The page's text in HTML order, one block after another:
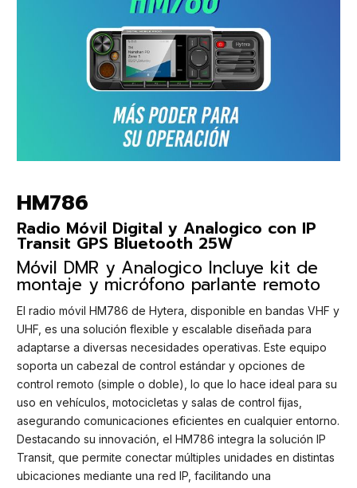
HM786
Radio Móvil Digital y Analogico con IP
Transit GPS Bluetooth 25W
Móvil DMR y Analogico Incluye kit de
montaje y micrófono parlante remoto
El radio móvil HM786 de Hytera, disponible en bandas VHF y
UHF, es una solución flexible y escalable diseñada para
adaptarse a diversas necesidades operativas. Este equipo
soporta un cabezal de control estándar y opciones de
control remoto (simple o doble), lo que lo hace ideal para su
uso en vehículos, motocicletas y salas de control fijas,
asegurando comunicaciones eficientes en cualquier entorno.
Destacando su innovación, el HM786 integra la solución IP
Transit, que permite conectar múltiples unidades en distintas
ubicaciones mediante una red IP, facilitando una